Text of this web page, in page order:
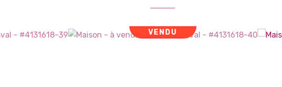
VENDU